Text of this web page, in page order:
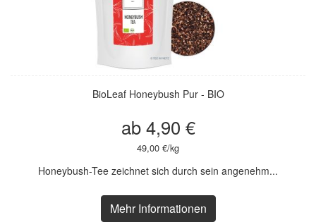
BioLeaf Honeybush Pur - BIO
ab 4,90 €
49,00 €/kg
Honeybush-Tee zeichnet sich durch sein angenehm...
Mehr Informationen